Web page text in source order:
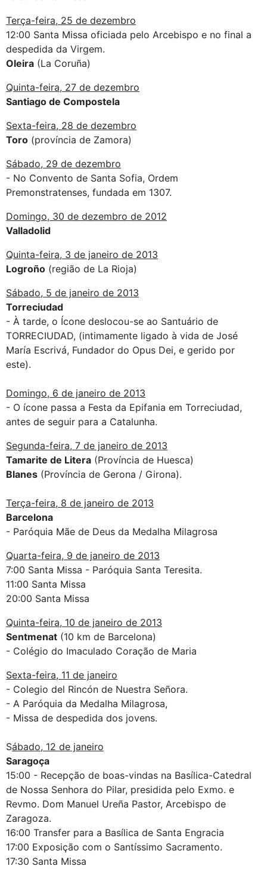
Terça-feira, 25 de dezembro
12:00 Santa Missa oficiada pelo Arcebispo e no final a
despedida da Virgem.
Oleira (La Coruña)
Quinta-feira, 27 de dezembro
Santiago de Compostela
Sexta-feira, 28 de dezembro
Toro (província de Zamora)
Sábado, 29 de dezembro
- No Convento de Santa Sofia, Ordem
Premonstratenses, fundada em 1307.
Domingo, 30 de dezembro de 2012
Valladolid
Quinta-feira, 3 de janeiro de 2013
Logroño (região de La Rioja)
Sábado, 5 de janeiro de 2013
Torreciudad
- À tarde, o Ícone deslocou-se ao Santuário de
TORRECIUDAD, (intimamente ligado à vida de José
María Escrivá, Fundador do Opus Dei, e gerido por
este).
Domingo, 6 de janeiro de 2013
- O ícone passa a Festa da Epifania em Torreciudad,
antes de seguir para a Catalunha.
Segunda-feira, 7 de janeiro de 2013
Tamarite de Litera (Província de Huesca)
Blanes (Província de Gerona / Girona).
Terça-feira, 8 de janeiro de 2013
Barcelona
- Paróquia Mãe de Deus da Medalha Milagrosa
Quarta-feira, 9 de janeiro de 2013
7:00 Santa Missa - Paróquia Santa Teresita.
11:00 Santa Missa
20:00 Santa Missa
Quinta-feira, 10 de janeiro de 2013
Sentmenat (10 km de Barcelona)
- Colégio do Imaculado Coração de Maria
Sexta-feira, 11 de janeiro
- Colegio del Rincón de Nuestra Señora.
- A Paróquia da Medalha Milagrosa,
- Missa de despedida dos jovens.
Sábado, 12 de janeiro
Saragoça
15:00 - Recepção de boas-vindas na Basílica-Catedral
de Nossa Senhora do Pilar, presidida pelo Exmo. e
Revmo. Dom Manuel Ureña Pastor, Arcebispo de
Zaragoza.
16:00 Transfer para a Basílica de Santa Engracia
17:00 Exposição com o Santíssimo Sacramento.
17:30 Santa Missa